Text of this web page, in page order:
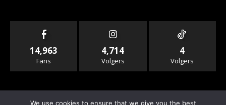
14,963
Fans
4,714
Volgers
4
Volgers
We use cookies to ensure that we give you the best